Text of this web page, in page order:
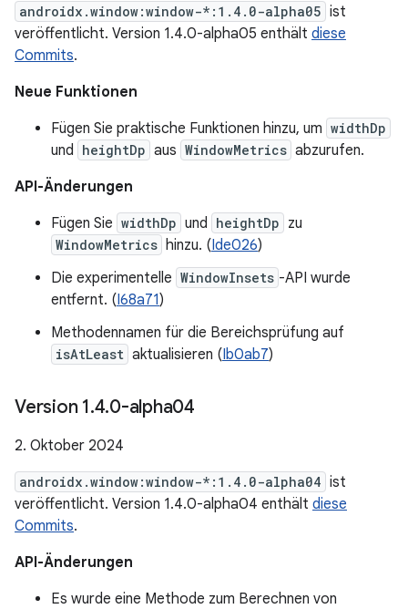
androidx.window:window-*:1.4.0-alpha05 ist
veröffentlicht. Version 1.4.0-alpha05 enthält diese
Commits.
Neue Funktionen
Fügen Sie praktische Funktionen hinzu, um widthDp
und heightDp aus WindowMetrics abzurufen.
API-Änderungen
Fügen Sie widthDp und heightDp zu
WindowMetrics hinzu. (Ide026)
Die experimentelle WindowInsets -API wurde
entfernt. (I68a71)
Methodennamen für die Bereichsprüfung auf
isAtLeast aktualisieren (Ib0ab7)
Version 1.4.0-alpha04
2. Oktober 2024
androidx.window:window-*:1.4.0-alpha04 ist
veröffentlicht. Version 1.4.0-alpha04 enthält diese
Commits.
API-Änderungen
Es wurde eine Methode zum Berechnen von